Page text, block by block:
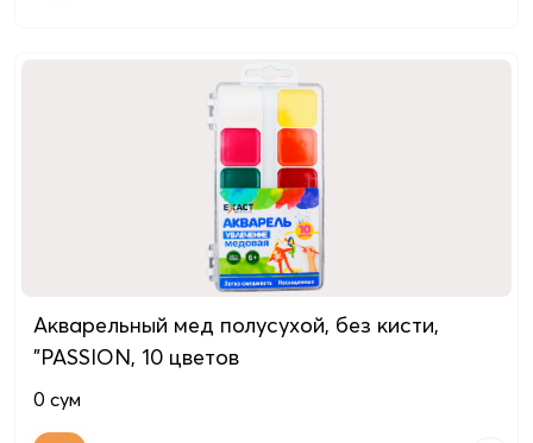
Акварельный мед полусухой, без кисти,
"PASSION, 10 цветов
0 сум